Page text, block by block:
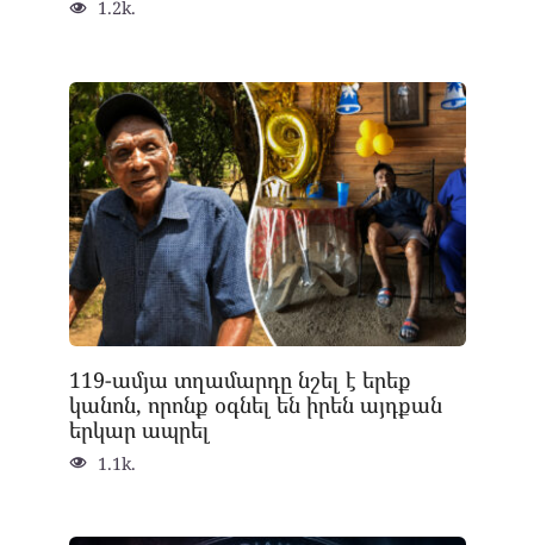
1.2k.
119-ամյա տղամարդը նշել է երեք
կանոն, որոնք օգնել են իրեն այդքան
երկար ապրել
1.1k.